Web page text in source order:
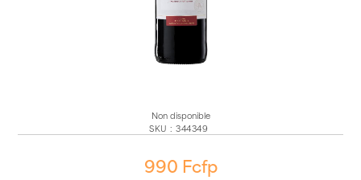
Non disponible
SKU : 344349
990 Fcfp